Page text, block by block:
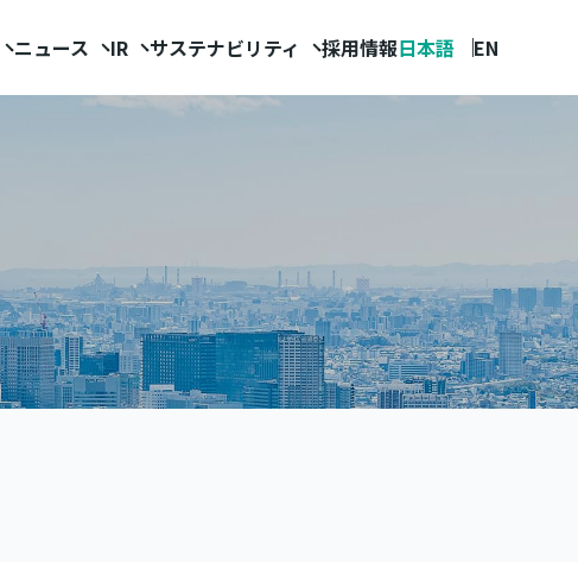
ニュース IR サステナビリティ 採用情報日本語 EN